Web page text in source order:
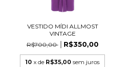
VESTIDO MÍDI ALLMOST
VINTAGE
R$700,00
R$350,00
10 x de R$35,00 sem juros